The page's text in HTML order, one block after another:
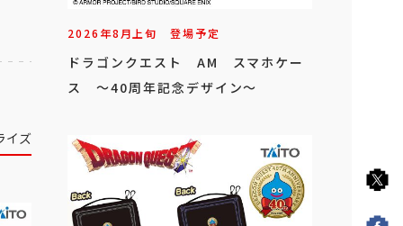
イズ
2026年8月上旬 登場予定
ドラゴンクエスト AM スマホケー
ス ～40周年記念デザイン～